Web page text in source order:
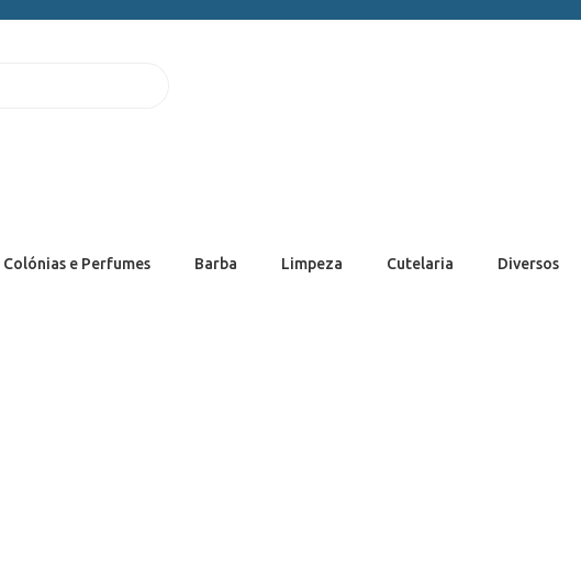
Colónias e Perfumes Barba Limpeza Cutelaria Diversos